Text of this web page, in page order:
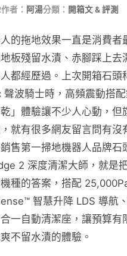
作者： 阿湯分類： 開箱文 & 評測
的拖地效果一直是消費者
板殘留水漬、赤腳踩上去
都經歷過。上次開箱石頭
聲波騎士時，高頻震動搭
乾」體驗讓不少人心動，
就有很多網友留言問有沒
售第一掃地機器人品牌石
2 深度清潔大師，就是
種的答案，搭配
智慧升降 LDS 導航
一自動清潔座，讓預算有
不留水漬的體驗。